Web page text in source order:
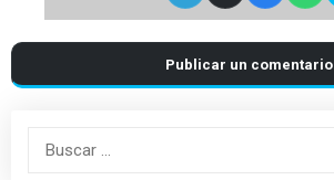
Publicar un comentario
Buscar: